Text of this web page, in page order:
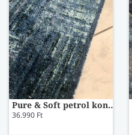
Pure & Soft petrol konyhai szőnyeg 50x150
36.990 Ft